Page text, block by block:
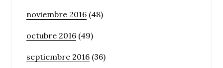
noviembre 2016 (48)
octubre 2016 (49)
septiembre 2016 (36)